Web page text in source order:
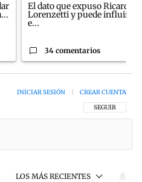
El dato que expuso Ricardo
Lorenzetti y puede influir
e...
34 comentarios
SIGA ESTA
SEGUIR
INICIAR SESIÓN CREAR CUENTA
LOS MÁS RECIENTES